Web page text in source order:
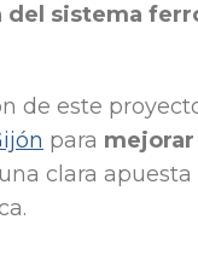
sistema
de este
para
clara apuesta